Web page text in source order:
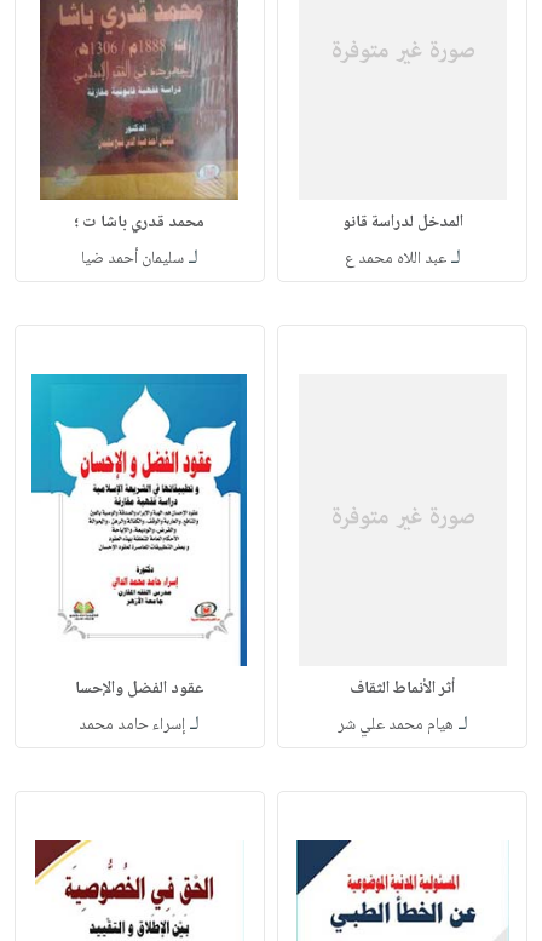
المدخل لدراسة قانو
لـعبد اللاه محمد ع
محمد قدري باشا ت ؛
لـسليمان أحمد ضيا
أثر الأنماط الثقاف
لـ هيام محمد علي شر
عقود الفضل والإحسا
لـإسراء حامد محمد